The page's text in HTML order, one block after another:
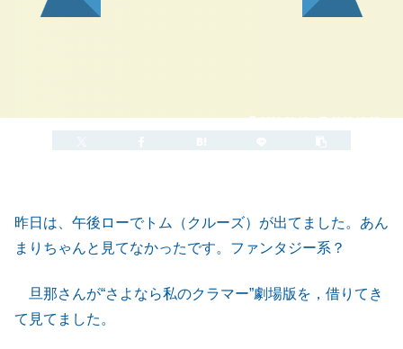
2022.01.19 2022.10.25
昨日は、午後ローでトム（クルーズ）が出てました。あん
まりちゃんと見てなかったです。ファンタジー系？
旦那さんが“さよなら私のクラマー”劇場版を，借りてき
て見てました。